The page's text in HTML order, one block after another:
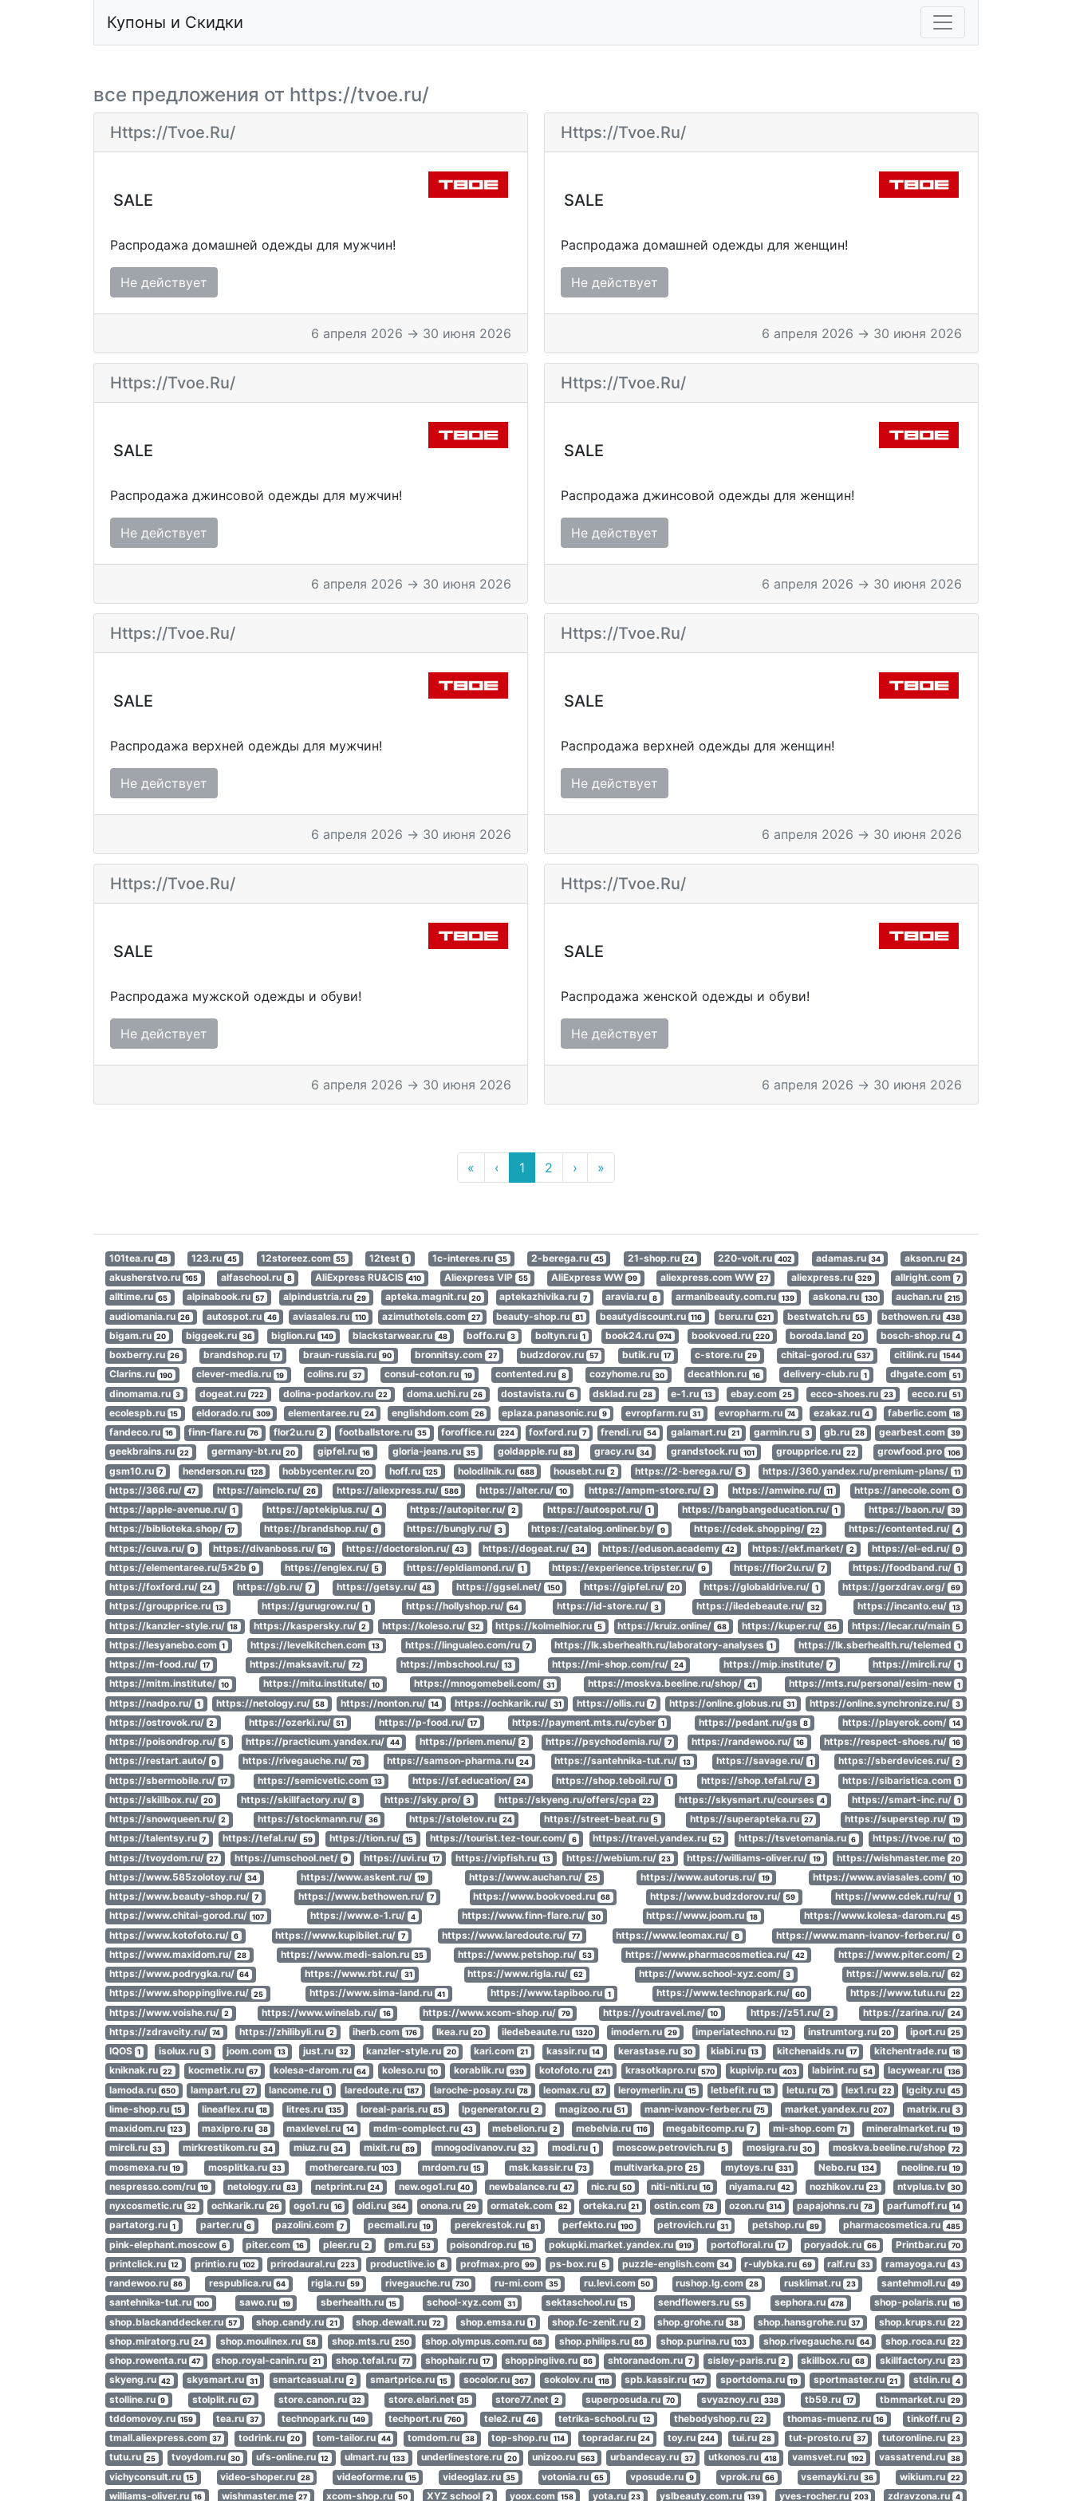
Купоны и Скидки
все предложения от https://tvoe.ru/
Https://tvoe.ru/
SALE
Распродажа домашней одежды для мужчин!
Не действует
6 апреля 2026 → 30 июня 2026
Https://tvoe.ru/
SALE
Распродажа джинсовой одежды для мужчин!
Не действует
6 апреля 2026 → 30 июня 2026
Https://tvoe.ru/
SALE
Распродажа верхней одежды для мужчин!
Не действует
6 апреля 2026 → 30 июня 2026
Https://tvoe.ru/
SALE
Распродажа мужской одежды и обуви!
Не действует
6 апреля 2026 → 30 июня 2026
Https://tvoe.ru/
SALE
Распродажа домашней одежды для женщин!
Не действует
6 апреля 2026 → 30 июня 2026
Https://tvoe.ru/
SALE
Распродажа джинсовой одежды для женщин!
Не действует
6 апреля 2026 → 30 июня 2026
Https://tvoe.ru/
SALE
Распродажа верхней одежды для женщин!
Не действует
6 апреля 2026 → 30 июня 2026
Https://tvoe.ru/
SALE
Распродажа женской одежды и обуви!
Не действует
6 апреля 2026 → 30 июня 2026
« ‹ 1 2 › »
101tea.ru 48 123.ru 45 12storeez.com 55 12test 1 1c-interes.ru 35 2-berega.ru 45 21-shop.ru 24 220-volt.ru 402 adamas.ru 34 akson.ru 24
akusherstvo.ru 165 alfaschool.ru 8 AliExpress RU&CIS 410 Aliexpress VIP 55 AliExpress WW 99 aliexpress.com WW 27 aliexpress.ru 329 allright.com 7
alltime.ru 65 alpinabook.ru 57 alpindustria.ru 29 apteka.magnit.ru 20 aptekazhivika.ru 7 aravia.ru 8 armanibeauty.com.ru 139 askona.ru 130 auchan.ru 215
audiomania.ru 26 autospot.ru 46 aviasales.ru 110 azimuthotels.com 27 beauty-shop.ru 81 beautydiscount.ru 116 beru.ru 621 bestwatch.ru 55 bethowen.ru 438
bigam.ru 20 biggeek.ru 36 biglion.ru 149 blackstarwear.ru 48 boffo.ru 3 boltyn.ru 1 book24.ru 974 bookvoed.ru 220 boroda.land 20 bosch-shop.ru 4
boxberry.ru 26 brandshop.ru 17 braun-russia.ru 90 bronnitsy.com 27 budzdorov.ru 57 butik.ru 17 c-store.ru 29 chitai-gorod.ru 537 citilink.ru 1544
Clarins.ru 190 clever-media.ru 19 colins.ru 37 consul-coton.ru 19 contented.ru 8 cozyhome.ru 30 decathlon.ru 16 delivery-club.ru 1 dhgate.com 51
dinomama.ru 3 dogeat.ru 722 dolina-podarkov.ru 22 doma.uchi.ru 26 dostavista.ru 6 dsklad.ru 28 e-1.ru 13 ebay.com 25 ecco-shoes.ru 23 ecco.ru 51
ecolespb.ru 15 eldorado.ru 309 elementaree.ru 24 englishdom.com 26 eplaza.panasonic.ru 9 evropfarm.ru 31 evropharm.ru 74 ezakaz.ru 4 faberlic.com 18
fandeco.ru 16 finn-flare.ru 76 flor2u.ru 2 footballstore.ru 35 foroffice.ru 224 foxford.ru 7 frendi.ru 54 galamart.ru 21 garmin.ru 3 gb.ru 28 gearbest.com 39
geekbrains.ru 22 germany-bt.ru 20 gipfel.ru 16 gloria-jeans.ru 35 goldapple.ru 88 gracy.ru 34 grandstock.ru 101 groupprice.ru 22 growfood.pro 106
gsm10.ru 7 henderson.ru 128 hobbycenter.ru 20 hoff.ru 125 holodilnik.ru 688 housebt.ru 2 https://2-berega.ru/ 5 https://360.yandex.ru/premium-plans/ 11
https://366.ru/ 47 https://aimclo.ru/ 26 https://aliexpress.ru/ 586 https://alter.ru/ 10 https://ampm-store.ru/ 2 https://amwine.ru/ 11 https://anecole.com 6
https://apple-avenue.ru/ 1 https://aptekiplus.ru/ 4 https://autopiter.ru/ 2 https://autospot.ru/ 1 https://bangbangeducation.ru/ 1 https://baon.ru/ 39
https://biblioteka.shop/ 17 https://brandshop.ru/ 6 https://bungly.ru/ 3 https://catalog.onliner.by/ 9 https://cdek.shopping/ 22 https://contented.ru/ 4
https://cuva.ru/ 9 https://divanboss.ru/ 16 https://doctorslon.ru/ 43 https://dogeat.ru/ 34 https://eduson.academy 42 https://ekf.market/ 2 https://el-ed.ru/ 9
https://elementaree.ru/5x2b 9 https://englex.ru/ 5 https://epldiamond.ru/ 1 https://experience.tripster.ru/ 9 https://flor2u.ru/ 7 https://foodband.ru/ 1
https://foxford.ru/ 24 https://gb.ru/ 7 https://getsy.ru/ 48 https://ggsel.net/ 150 https://gipfel.ru/ 20 https://globaldrive.ru/ 1 https://gorzdrav.org/ 69
https://groupprice.ru 13 https://gurugrow.ru/ 1 https://hollyshop.ru/ 64 https://id-store.ru/ 3 https://iledebeaute.ru/ 32 https://incanto.eu/ 13
https://kanzler-style.ru/ 18 https://kaspersky.ru/ 2 https://koleso.ru/ 32 https://kolmelhior.ru 5 https://kruiz.online/ 68 https://kuper.ru/ 36 https://lecar.ru/main 5
https://lesyanebo.com 1 https://levelkitchen.com 13 https://lingualeo.com/ru 7 https://lk.sberhealth.ru/laboratory-analyses 1 https://lk.sberhealth.ru/telemed 1
https://m-food.ru/ 17 https://maksavit.ru/ 72 https://mbschool.ru/ 13 https://mi-shop.com/ru/ 24 https://mip.institute/ 7 https://mircli.ru/ 1
https://mitm.institute/ 10 https://mitu.institute/ 10 https://mnogomebeli.com/ 31 https://moskva.beeline.ru/shop/ 41 https://mts.ru/personal/esim-new 1
https://nadpo.ru/ 1 https://netology.ru/ 58 https://nonton.ru/ 14 https://ochkarik.ru/ 31 https://ollis.ru 7 https://online.globus.ru 31 https://online.synchronize.ru/ 3
https://ostrovok.ru/ 2 https://ozerki.ru/ 51 https://p-food.ru/ 17 https://payment.mts.ru/cyber 1 https://pedant.ru/gs 8 https://playerok.com/ 14
https://poisondrop.ru/ 5 https://practicum.yandex.ru/ 44 https://priem.menu/ 2 https://psychodemia.ru/ 7 https://randewoo.ru/ 16 https://respect-shoes.ru/ 16
https://restart.auto/ 9 https://rivegauche.ru/ 76 https://samson-pharma.ru 24 https://santehnika-tut.ru/ 13 https://savage.ru/ 1 https://sberdevices.ru/ 2
https://sbermobile.ru/ 17 https://semicvetic.com 13 https://sf.education/ 24 https://shop.teboil.ru/ 1 https://shop.tefal.ru/ 2 https://sibaristica.com 1
https://skillbox.ru/ 20 https://skillfactory.ru/ 8 https://sky.pro/ 3 https://skyeng.ru/offers/cpa 22 https://skysmart.ru/courses 4 https://smart-inc.ru/ 1
https://snowqueen.ru/ 2 https://stockmann.ru/ 36 https://stoletov.ru 24 https://street-beat.ru 5 https://superapteka.ru 27 https://superstep.ru/ 19
https://talentsy.ru 7 https://tefal.ru/ 59 https://tion.ru/ 15 https://tourist.tez-tour.com/ 6 https://travel.yandex.ru 52 https://tsvetomania.ru 6 https://tvoe.ru/ 10
https://tvoydom.ru/ 27 https://umschool.net/ 9 https://uvi.ru 17 https://vipfish.ru 13 https://webium.ru/ 23 https://williams-oliver.ru/ 19 https://wishmaster.me 20
https://www.585zolotoy.ru/ 34 https://www.askent.ru/ 19 https://www.auchan.ru/ 25 https://www.autorus.ru/ 19 https://www.aviasales.com/ 10
https://www.beauty-shop.ru/ 7 https://www.bethowen.ru/ 7 https://www.bookvoed.ru 68 https://www.budzdorov.ru/ 59 https://www.cdek.ru/ru/ 1
https://www.chitai-gorod.ru/ 107 https://www.e-1.ru/ 4 https://www.finn-flare.ru/ 30 https://www.joom.ru 18 https://www.kolesa-darom.ru 45
https://www.kotofoto.ru/ 6 https://www.kupibilet.ru/ 7 https://www.laredoute.ru/ 77 https://www.leomax.ru/ 8 https://www.mann-ivanov-ferber.ru/ 6
https://www.maxidom.ru/ 28 https://www.medi-salon.ru 35 https://www.petshop.ru/ 53 https://www.pharmacosmetica.ru/ 42 https://www.piter.com/ 2
https://www.podrygka.ru/ 64 https://www.rbt.ru/ 31 https://www.rigla.ru/ 62 https://www.school-xyz.com/ 3 https://www.sela.ru/ 62
https://www.shoppinglive.ru/ 25 https://www.sima-land.ru 41 https://www.tapiboo.ru 1 https://www.technopark.ru/ 60 https://www.tutu.ru 22
https://www.voishe.ru/ 2 https://www.winelab.ru/ 16 https://www.xcom-shop.ru/ 79 https://youtravel.me/ 10 https://z51.ru/ 2 https://zarina.ru/ 24
https://zdravcity.ru/ 74 https://zhilibyli.ru 2 iherb.com 176 Ikea.ru 20 iledebeaute.ru 1320 imodern.ru 29 imperiatechno.ru 12 instrumtorg.ru 20 iport.ru 25
IQOS 1 isolux.ru 3 joom.com 13 just.ru 32 kanzler-style.ru 20 kari.com 21 kassir.ru 14 kerastase.ru 30 kiabi.ru 13 kitchenaids.ru 17 kitchentrade.ru 18
kniknak.ru 22 kocmetix.ru 67 kolesa-darom.ru 64 koleso.ru 10 korablik.ru 939 kotofoto.ru 241 krasotkapro.ru 570 kupivip.ru 403 labirint.ru 54 lacywear.ru 136
lamoda.ru 650 lampart.ru 27 lancome.ru 1 laredoute.ru 187 laroche-posay.ru 78 leomax.ru 87 leroymerlin.ru 15 letbefit.ru 18 letu.ru 76 lex1.ru 22 lgcity.ru 45
lime-shop.ru 15 lineaflex.ru 18 litres.ru 135 loreal-paris.ru 85 lpgenerator.ru 2 magizoo.ru 51 mann-ivanov-ferber.ru 75 market.yandex.ru 207 matrix.ru 3
maxidom.ru 123 maxipro.ru 38 maxlevel.ru 14 mdm-complect.ru 43 mebelion.ru 2 mebelvia.ru 116 megabitcomp.ru 7 mi-shop.com 71 mineralmarket.ru 19
mircli.ru 33 mirkrestikom.ru 34 miuz.ru 34 mixit.ru 89 mnogodivanov.ru 32 modi.ru 1 moscow.petrovich.ru 5 mosigra.ru 30 moskva.beeline.ru/shop 72
mosmexa.ru 19 mosplitka.ru 33 mothercare.ru 103 mrdom.ru 15 msk.kassir.ru 73 multivarka.pro 25 mytoys.ru 331 Nebo.ru 134 neoline.ru 19
nespresso.com/ru 19 netology.ru 83 netprint.ru 24 new.ogo1.ru 40 newbalance.ru 47 nic.ru 50 niti-niti.ru 16 niyama.ru 42 nozhikov.ru 23 ntvplus.tv 30
nyxcosmetic.ru 32 ochkarik.ru 26 ogo1.ru 16 oldi.ru 364 onona.ru 29 ormatek.com 82 orteka.ru 21 ostin.com 78 ozon.ru 314 papajohns.ru 78 parfumoff.ru 14
partatorg.ru 1 parter.ru 6 pazolini.com 7 pecmall.ru 19 perekrestok.ru 81 perfekto.ru 190 petrovich.ru 31 petshop.ru 89 pharmacosmetica.ru 485
pink-elephant.moscow 6 piter.com 16 pleer.ru 2 pm.ru 53 poisondrop.ru 16 pokupki.market.yandex.ru 919 portofloral.ru 17 poryadok.ru 66 Printbar.ru 70
printclick.ru 12 printio.ru 102 prirodaural.ru 223 productlive.io 8 profmax.pro 99 ps-box.ru 5 puzzle-english.com 34 r-ulybka.ru 69 ralf.ru 33 ramayoga.ru 43
randewoo.ru 86 respublica.ru 64 rigla.ru 59 rivegauche.ru 730 ru-mi.com 35 ru.levi.com 50 rushop.lg.com 28 rusklimat.ru 23 santehmoll.ru 49
santehnika-tut.ru 100 sawo.ru 19 sberhealth.ru 15 school-xyz.com 31 sektaschool.ru 15 sendflowers.ru 55 sephora.ru 478 shop-polaris.ru 16
shop.blackanddecker.ru 57 shop.candy.ru 21 shop.dewalt.ru 72 shop.emsa.ru 1 shop.fc-zenit.ru 2 shop.grohe.ru 38 shop.hansgrohe.ru 37 shop.krups.ru 22
shop.miratorg.ru 24 shop.moulinex.ru 58 shop.mts.ru 250 shop.olympus.com.ru 68 shop.philips.ru 86 shop.purina.ru 103 shop.rivegauche.ru 64 shop.roca.ru 22
shop.rowenta.ru 47 shop.royal-canin.ru 21 shop.tefal.ru 77 shophair.ru 17 shoppinglive.ru 86 shtoranadom.ru 7 sisley-paris.ru 2 skillbox.ru 68 skillfactory.ru 23
skyeng.ru 42 skysmart.ru 31 smartcasual.ru 2 smartprice.ru 15 socolor.ru 367 sokolov.ru 118 spb.kassir.ru 147 sportdoma.ru 19 sportmaster.ru 21 stdin.ru 4
stolline.ru 9 stolplit.ru 67 store.canon.ru 32 store.elari.net 35 store77.net 2 superposuda.ru 70 svyaznoy.ru 338 tb59.ru 17 tbmmarket.ru 29
tddomovoy.ru 159 tea.ru 37 technopark.ru 149 techport.ru 760 tele2.ru 46 tetrika-school.ru 12 thebodyshop.ru 22 thomas-muenz.ru 16 tinkoff.ru 2
tmall.aliexpress.com 37 todrink.ru 20 tom-tailor.ru 44 tomdom.ru 38 top-shop.ru 114 topradar.ru 24 toy.ru 244 tui.ru 28 tut-prosto.ru 37 tutoronline.ru 23
tutu.ru 25 tvoydom.ru 30 ufs-online.ru 12 ulmart.ru 133 underlinestore.ru 20 unizoo.ru 563 urbandecay.ru 37 utkonos.ru 418 vamsvet.ru 192 vassatrend.ru 38
vichyconsult.ru 15 video-shoper.ru 28 videoforme.ru 15 videoglaz.ru 35 votonia.ru 65 vposude.ru 9 vprok.ru 66 vsemayki.ru 36 wikium.ru 22
williams-oliver.ru 16 wishmaster.me 27 xcom-shop.ru 50 XYZ school 2 yoox.com 158 yota.ru 23 yslbeauty.com.ru 139 yves-rocher.ru 203 zdravzona.ru 4